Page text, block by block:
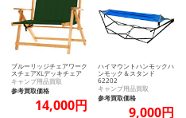
ブルーリッジチェアワーク
スチェアXLデッキチェア
キャンプ用品買取
参考買取価格
14,000円
ハイマウントハンモックハ
ンモック＆スタンド
62202
キャンプ用品買取
参考買取価格
9,000円